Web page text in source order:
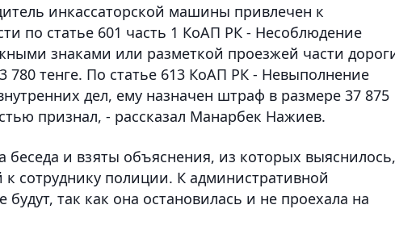
инкассаторской машины привлечен к
по статье 601 часть 1 КоАП РК - Несоблюдение
знаками или разметкой проезжей части
780 тенге. По статье 613 КоАП РК - Невыполнение
дел, ему назначен штраф в размере 37 875
признал, - рассказал Манарбек Нажиев.
беседа и взяты объяснения, из которых выяснилось,
сотруднику полиции. К административной
будут, так как она остановилась и не проехала на